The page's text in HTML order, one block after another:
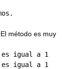
método es muy
igual a 1
igual a 1